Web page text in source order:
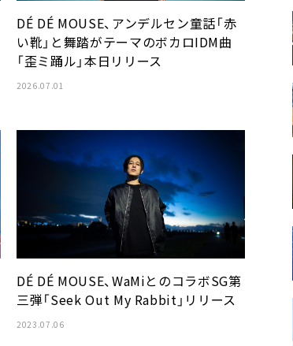
DÉ DÉ MOUSE、アンデルセン童話「赤
い靴」と舞踏がテーマのボカロIDM曲
「歪ミ踊ル」本日リリース
2026.07.01
DÉ DÉ MOUSE、WaMiとのコラボSG第
三弾「Seek Out My Rabbit」リリース
2023.07.06